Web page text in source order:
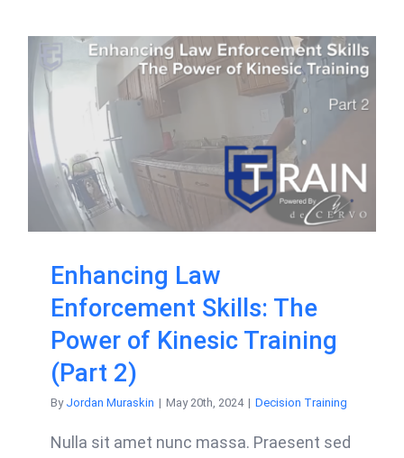
Enhancing Law
Enforcement Skills: The
Power of Kinesic Training
(Part 2)
By Jordan Muraskin | May 20th, 2024 | Decision Training
Nulla sit amet nunc massa. Praesent sed